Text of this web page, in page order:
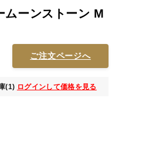
ムーンストーン M
ご注文ページへ
(1) ログインして価格を見る